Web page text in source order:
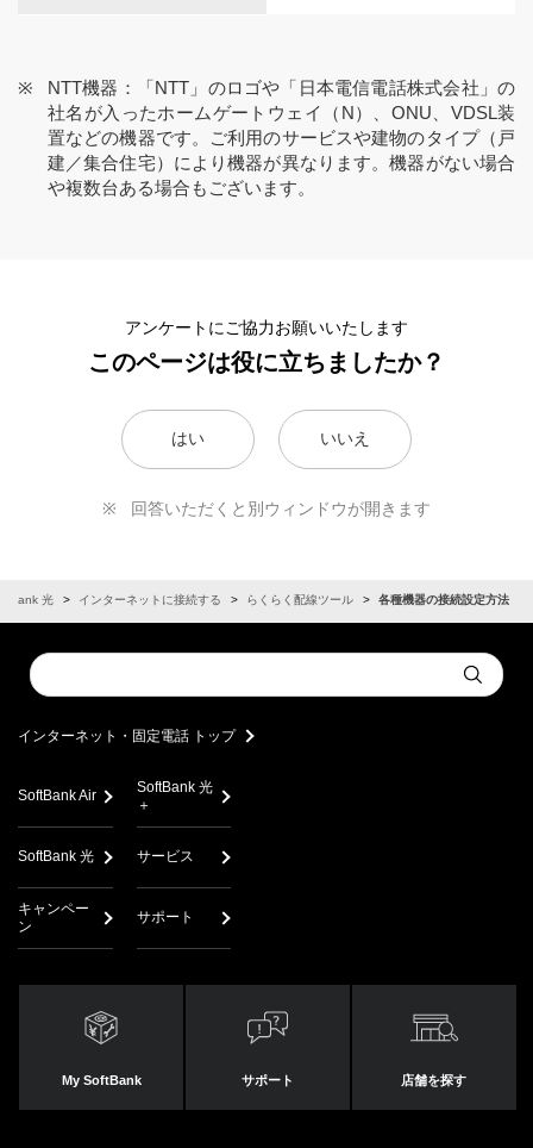
NTT機器：「NTT」のロゴや「日本電信電話株式会社」の
社名が入ったホームゲートウェイ（N）、ONU、VDSL装
置などの機器です。ご利用のサービスや建物のタイプ（戸
建／集合住宅）により機器が異なります。機器がない場合
や複数台ある場合もございます。
アンケートにご協力お願いいたします
このページは役に立ちましたか？
はい いいえ
回答いただくと別ウィンドウが開きます
光 インターネットに接続する らくらく配線ツール 各種機器の接続設定方法
Conduct
a
Submit
インターネット・固定電話 トップ
SoftBank Air
SoftBank 光
＋
SoftBank 光 サービス
キャンペー
ン
サポート
My SoftBank サポート 店舗を探す